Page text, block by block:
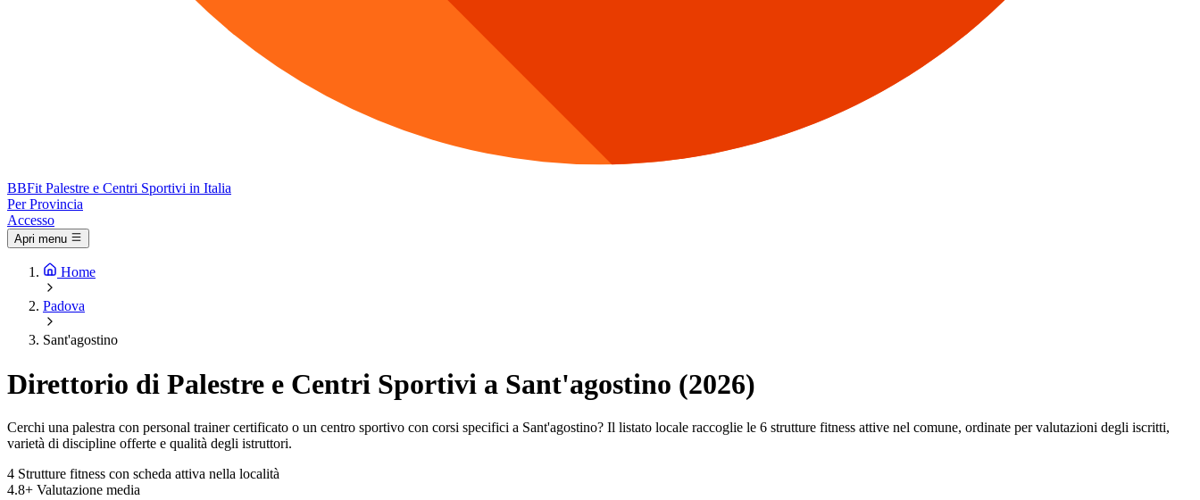
BBFit Palestre e Centri Sportivi in Italia
Per Provincia
Accesso
Apri menu
Home
Padova
Sant'agostino
Direttorio di Palestre e Centri Sportivi a Sant'agostino (2026)
Cerchi una palestra con personal trainer certificato o un centro sportivo con corsi specifici a Sant'agostino? Il listato locale raccoglie le 6 strutture fitness attive nel comune, ordinate per valutazioni degli iscritti,
varietà di discipline offerte e qualità degli istruttori.
4 Strutture fitness con scheda attiva nella località
4.8+ Valutazione media